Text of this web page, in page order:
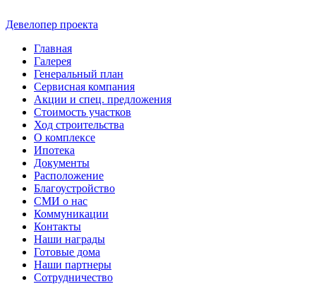
Девелопер проекта
Главная
Галерея
Генеральный план
Сервисная компания
Акции и спец. предложения
Стоимость участков
Ход строительства
О комплексе
Ипотека
Документы
Расположение
Благоустройство
СМИ о нас
Коммуникации
Контакты
Наши награды
Готовые дома
Наши партнеры
Сотрудничество